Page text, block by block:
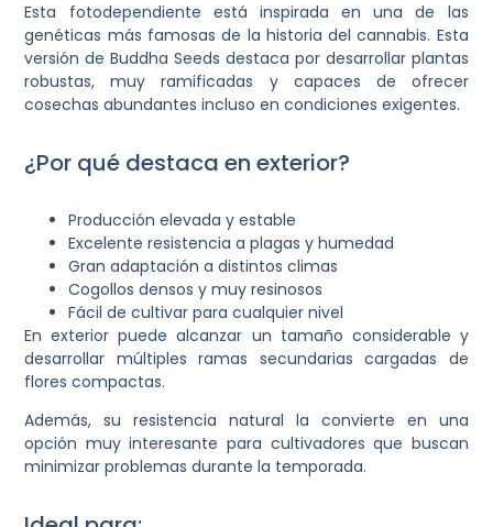
Esta fotodependiente está inspirada en una de las
genéticas más famosas de la historia del cannabis. Esta
versión de Buddha Seeds destaca por desarrollar plantas
robustas, muy ramificadas y capaces de ofrecer
cosechas abundantes incluso en condiciones exigentes.
¿Por qué destaca en exterior?
Producción elevada y estable
Excelente resistencia a plagas y humedad
Gran adaptación a distintos climas
Cogollos densos y muy resinosos
Fácil de cultivar para cualquier nivel
En exterior puede alcanzar un tamaño considerable y
desarrollar múltiples ramas secundarias cargadas de
flores compactas.
Además, su resistencia natural la convierte en una
opción muy interesante para cultivadores que buscan
minimizar problemas durante la temporada.